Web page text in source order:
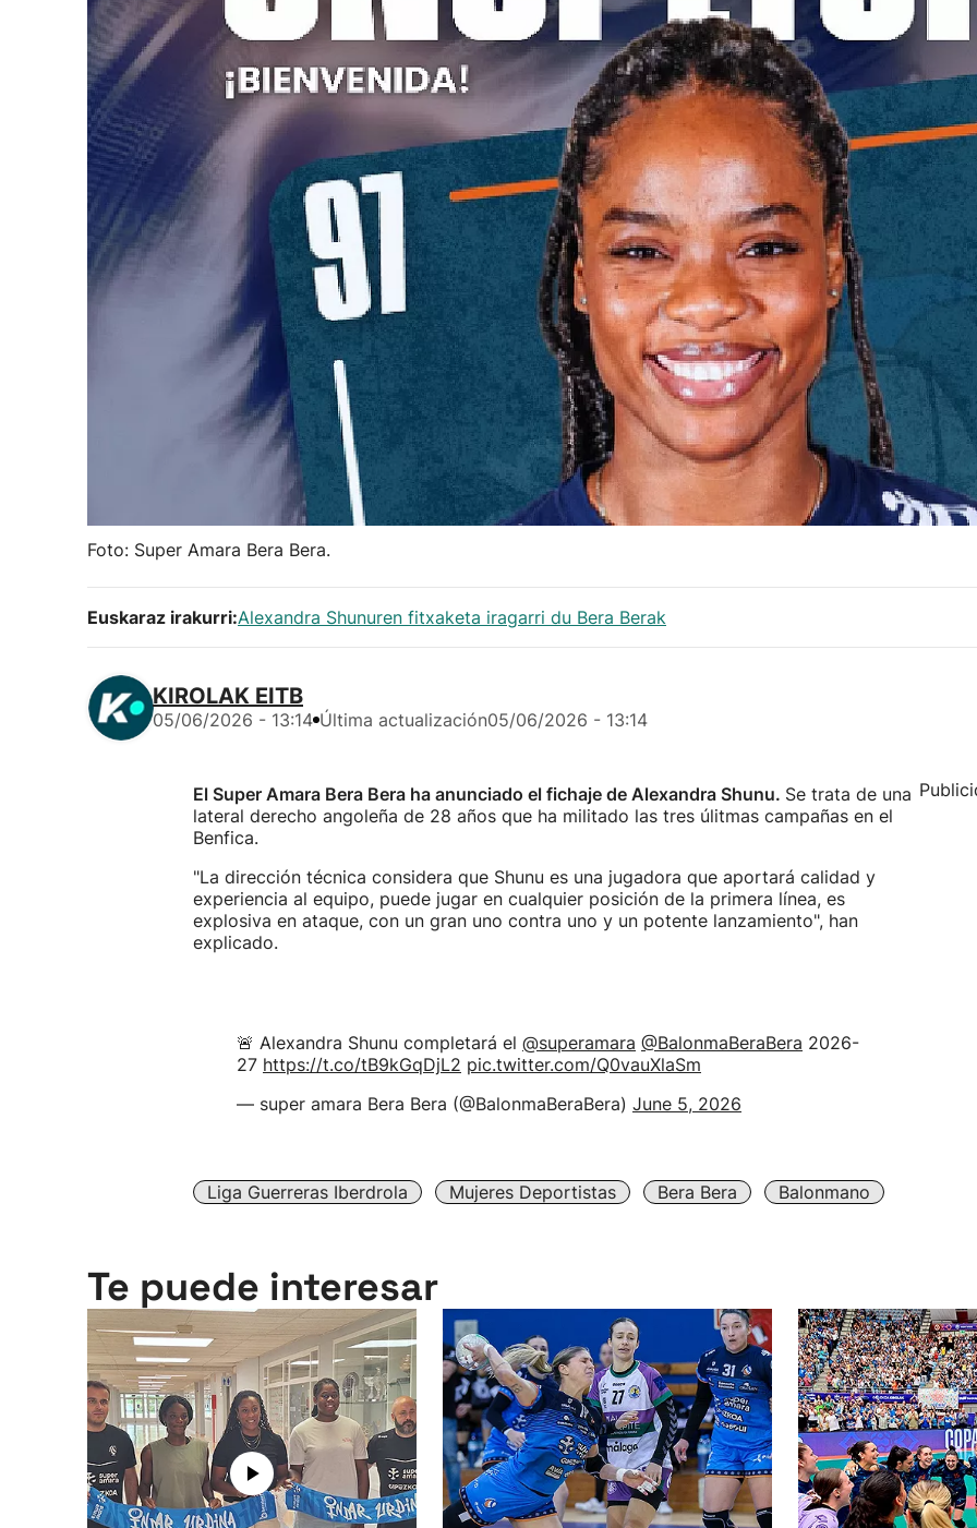
Foto: Super Amara Bera Bera.
Euskaraz irakurri:Alexandra Shunuren fitxaketa iragarri du Bera Berak
KIROLAK EITB
05/06/2026 - 13:14 Última actualización05/06/2026 - 13:14
El Super Amara Bera Bera ha anunciado el fichaje de Alexandra Shunu. Se trata de una
lateral derecho angoleña de 28 años que ha militado las tres úlitmas campañas en el
Benfica.
"La dirección técnica considera que Shunu es una jugadora que aportará calidad y
experiencia al equipo, puede jugar en cualquier posición de la primera línea, es
explosiva en ataque, con un gran uno contra uno y un potente lanzamiento", han
explicado.
🚨 Alexandra Shunu completará el @superamara @BalonmaBeraBera 2026-
27 https://t.co/tB9kGqDjL2 pic.twitter.com/Q0vauXlaSm
— super amara Bera Bera (@BalonmaBeraBera) June 5, 2026
Liga Guerreras Iberdrola Mujeres Deportistas Bera Bera Balonmano
Te puede interesar